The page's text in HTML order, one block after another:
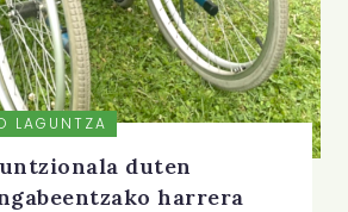
LAGUNTZA
duten
harrera